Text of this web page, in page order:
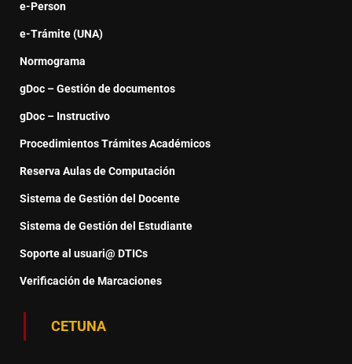
e-Person
e-Trámite (UNA)
Normograma
gDoc – Gestión de documentos
gDoc – Instructivo
Procedimientos Trámites Académicos
Reserva Aulas de Computación
Sistema de Gestión del Docente
Sistema de Gestión del Estudiante
Soporte al usuari@ DTICs
Verificación de Marcaciones
CETUNA